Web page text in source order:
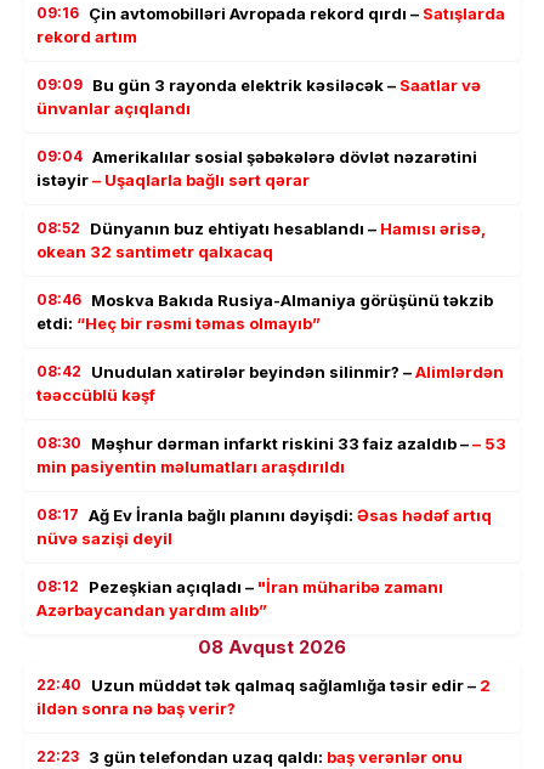
09:16 Çin avtomobilləri Avropada rekord qırdı – Satışlarda
rekord artım
09:09 Bu gün 3 rayonda elektrik kəsiləcək – Saatlar və
ünvanlar açıqlandı
09:04 Amerikalılar sosial şəbəkələrə dövlət nəzarətini
istəyir– Uşaqlarla bağlı sərt qərar
08:52 Dünyanın buz ehtiyatı hesablandı – Hamısı ərisə,
okean 32 santimetr qalxacaq
08:46 Moskva Bakıda Rusiya-Almaniya görüşünü təkzib
etdi: “Heç bir rəsmi təmas olmayıb”
08:42 Unudulan xatirələr beyindən silinmir? –Alimlərdən
təəccüblü kəşf
08:30 Məşhur dərman infarkt riskini 33 faiz azaldıb –– 53
min pasiyentin məlumatları araşdırıldı
08:17 Ağ Ev İranla bağlı planını dəyişdi: Əsas hədəf artıq
nüvə sazişi deyil
08:12 Pezeşkian açıqladı – "İran müharibə zamanı
Azərbaycandan yardım alıb”
08 Avqust 2026
22:40 Uzun müddət tək qalmaq sağlamlığa təsir edir – 2
ildən sonra nə baş verir?
22:23 3 gün telefondan uzaq qaldı: baş verənlər onu